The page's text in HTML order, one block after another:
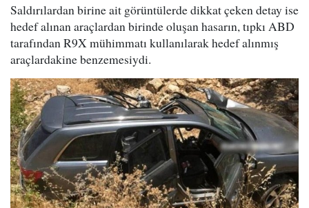
Saldırılardan birine ait görüntülerde dikkat çeken detay ise
hedef alınan araçlardan birinde oluşan hasarın, tıpkı ABD
tarafından R9X mühimmatı kullanılarak hedef alınmış
araçlardakine benzemesiydi.